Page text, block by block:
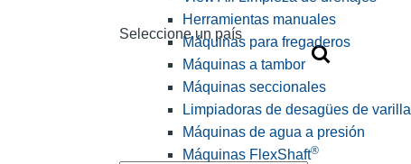
Seleccione un país
Herramientas manuales
Máquinas para fregaderos
Máquinas a tambor
Máquinas seccionales
Limpiadoras de desagües de varilla
Máquinas de agua a presión
Máquinas FlexShaft®